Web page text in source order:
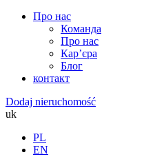
Про нас
Команда
Про нас
Кар’єра
Блог
контакт
Dodaj nieruchomość
uk
PL
EN